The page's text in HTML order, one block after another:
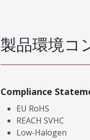
製品環境コ
Compliance
EU RoHS
REACH SVHC
Low-Halogen